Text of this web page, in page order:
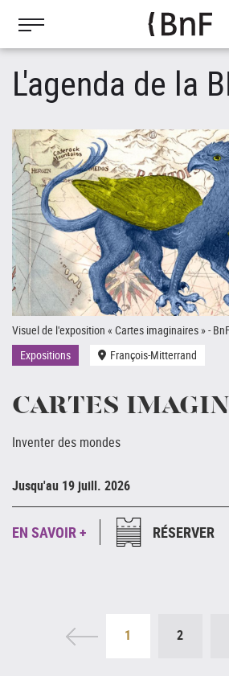
contenu
L'agenda de la
Visuel de l'exposition « Cartes imaginaires » -
Expositions
François-Mitterrand
CARTES
Inventer des mondes
Jusqu'au 19 juill. 2026
EN SAVOIR + RÉSERVER
1 2